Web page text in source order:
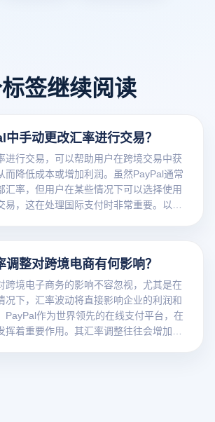
签继续阅读
手动更改汇率进行交易？
进行交易，可以帮助用户在跨境交易中获
而降低成本或增加利润。虽然PayPal通常
汇率，但用户在某些情况下可以选择使用
易，这在处理国际支付时非常重要。以下
，客户可能会发现PayPal的汇率高于市
更改汇率也有助于降低交易成本。 2. 选择
行国际支付时，可以在交易过程中选择“支
输入支付金额时会显示可用的货币选项。
将支付金额转换为收款人的货币，或者
整对跨境电商有何影响？
跨境电子商务的影响不容忽视，尤其是在
况下，汇率波动将直接影响企业的利润和
PayPal作为世界领先的在线支付平台，在
挥着重要作用。其汇率调整往往会增加或